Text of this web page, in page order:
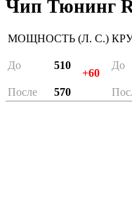
Чип Тюнинг
МОЩНОСТЬ (Л. С.)
До 510
+60
До
После
570